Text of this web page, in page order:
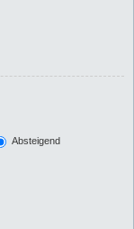
Absteigend